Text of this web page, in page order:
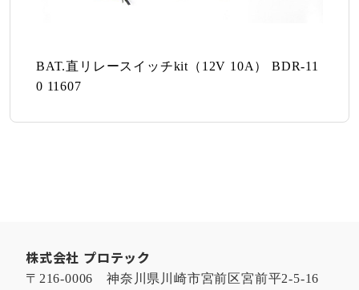
BAT.直リレースイッチkit（12V 10A） BDR-11
0 11607
株式会社 プロテック
〒216-0006 神奈川県川崎市宮前区宮前平2-5-16